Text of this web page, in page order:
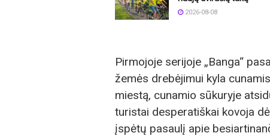
2026-08-08
Pirmojoje serijoje „Banga“
žemės drebėjimui kyla
miestą, cunamio sūkuryje
turistai desperatiškai kovoja
įspėtų pasaulį apie